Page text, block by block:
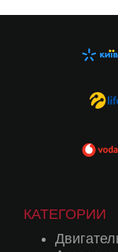
КАТЕГОРИИ